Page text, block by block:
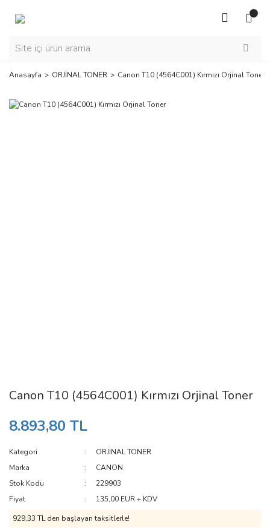
Anasayfa ORJİNAL TONER Canon T10 (4564C001) Kırmızı Orjinal Toner
Canon T10 (4564C001) Kırmızı Orjinal Toner
8.893,80 TL
Kategori
ORJİNAL TONER
Marka
CANON
Stok Kodu
229903
Fiyat
135,00 EUR + KDV
929,33 TL den başlayan taksitlerle!